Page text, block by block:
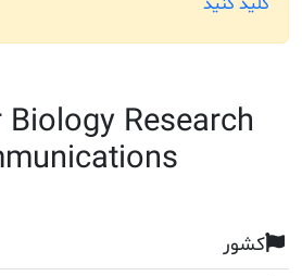
Biology
Communications